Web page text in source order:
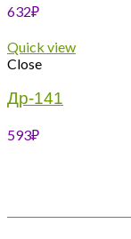
632₽
Quick view
Close
Др-141
593₽